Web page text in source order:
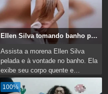
Ellen Silva tomando banho pelada e se exibindo
Assista a morena Ellen Silva
pelada e à vontade no banho. Ela
exibe seu corpo quente e
provocante, deixando todos
excitados. Ellen mostra...
100%